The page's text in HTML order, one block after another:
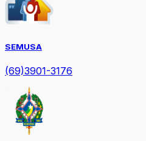
SEMUSA
(69)3901-3176